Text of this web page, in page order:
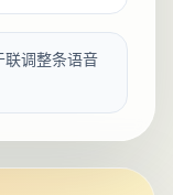
联调整条语音